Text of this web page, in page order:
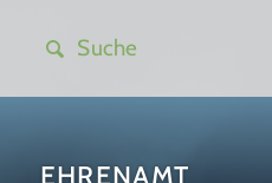
EHRENAMT